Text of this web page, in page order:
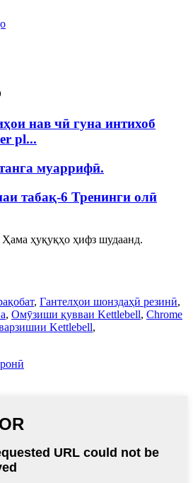
нав чӣ гуна интихоб
pl...
муаррифӣ.
табақ-6 Тренинги олӣ
ҳуқуқҳо ҳифз шудаанд.
, Гантелҳои шонздаҳӣ резинӣ,
, Омӯзиши қувваи Kettlebell, Chrome
Kettlebell,